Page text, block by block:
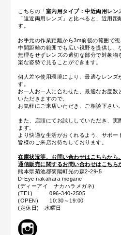
こちらの「 室内用タイプ：中近両用レン
「遠近両用レンズ」と比べると、近用
す。
お手元の作業距離から3m前後の範囲で視
中間距離の範囲でも広い視野を提供し、
無理をせずレンズの適切な部分で対象物
楽な姿勢で見ることができます。
個人差や使用環境により、最適なレンズ
す。
お一人お一人に合わせた、最適なお度数
いただきますので、
お気軽にご来店いただき、ご相談下さい。
また、店頭にてお試ししていただき、実
ます。
より快適な生活がおくれるよう、サポー
皆様のご来店お待ちしております。
在庫状況等、お問い合わせはこちらから。
通信販売に関するお問い合わせはこちら
熊本県菊池郡菊陽町光の森2-29-5
D-Eye nakahara megane
(ディーアイ ナカハラメガネ)
(TEL) 096-340-2505
(OPEN) 10:30～19:00
(定休日) 水曜日